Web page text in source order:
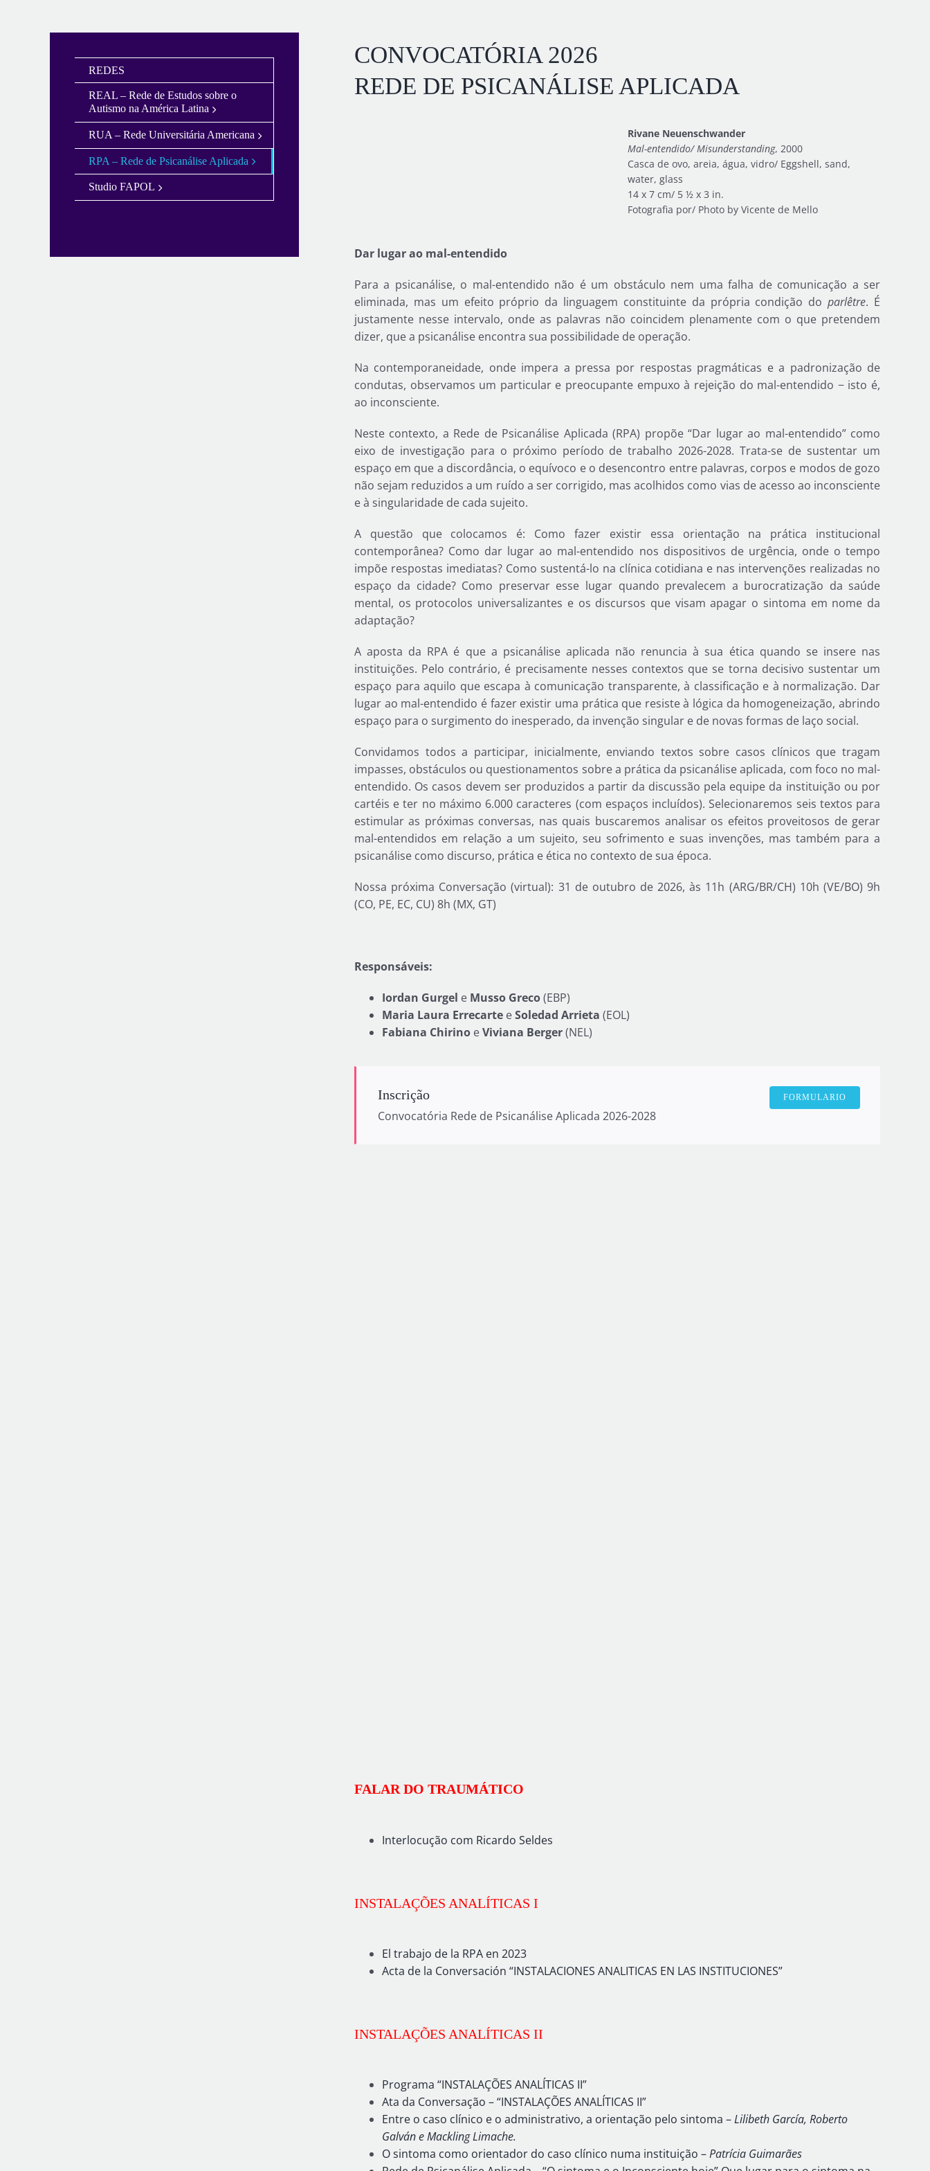
CONVOCATÓRIA 2026
REDE DE PSICANÁLISE APLICADA
Rivane Neuenschwander
Mal-entendido/ Misunderstanding, 2000
Casca de ovo, areia, água, vidro/ Eggshell, sand,
water, glass
14 x 7 cm/ 5 ½ x 3 in.
Fotografia por/ Photo by Vicente de Mello
Dar lugar ao mal-entendido
Para a psicanálise, o mal-entendido não é um obstáculo nem uma falha de comunicação a ser
eliminada, mas um efeito próprio da linguagem constituinte da própria condição doparlêtre. É
justamente nesse intervalo, onde as palavras não coincidem plenamente com o que pretendem
dizer, que a psicanálise encontra sua possibilidade de operação.
Na contemporaneidade, onde impera a pressa por respostas pragmáticas e a padronização de
condutas, observamos um particular e preocupante empuxo à rejeição do mal-entendido − isto é,
ao inconsciente.
Neste contexto, a Rede de Psicanálise Aplicada (RPA) propõe “Dar lugar ao mal-entendido” como
eixo de investigação para o próximo período de trabalho 2026-2028. Trata-se de sustentar um
espaço em que a discordância, o equívoco e o desencontro entre palavras, corpos e modos de gozo
não sejam reduzidos a um ruído a ser corrigido, mas acolhidos como vias de acesso ao inconsciente
e à singularidade de cada sujeito.
A questão que colocamos é: Como fazer existir essa orientação na prática institucional
contemporânea? Como dar lugar ao mal-entendido nos dispositivos de urgência, onde o tempo
impõe respostas imediatas? Como sustentá-lo na clínica cotidiana e nas intervenções realizadas no
espaço da cidade? Como preservar esse lugar quando prevalecem a burocratização da saúde
mental, os protocolos universalizantes e os discursos que visam apagar o sintoma em nome da
adaptação?
A aposta da RPA é que a psicanálise aplicada não renuncia à sua ética quando se insere nas
instituições. Pelo contrário, é precisamente nesses contextos que se torna decisivo sustentar um
espaço para aquilo que escapa à comunicação transparente, à classificação e à normalização. Dar
lugar ao mal-entendido é fazer existir uma prática que resiste à lógica da homogeneização, abrindo
espaço para o surgimento do inesperado, da invenção singular e de novas formas de laço social.
Convidamos todos a participar, inicialmente, enviando textos sobre casos clínicos que tragam
impasses, obstáculos ou questionamentos sobre a prática da psicanálise aplicada, com foco no mal-
entendido. Os casos devem ser produzidos a partir da discussão pela equipe da instituição ou por
cartéis e ter no máximo 6.000 caracteres (com espaços incluídos). Selecionaremos seis textos para
estimular as próximas conversas, nas quais buscaremos analisar os efeitos proveitosos de gerar
mal-entendidos em relação a um sujeito, seu sofrimento e suas invenções, mas também para a
psicanálise como discurso, prática e ética no contexto de sua época.
Nossa próxima Conversação (virtual): 31 de outubro de 2026, às 11h (ARG/BR/CH) 10h (VE/BO) 9h
(CO, PE, EC, CU) 8h (MX, GT)
Responsáveis:
Iordan Gurgel eMusso Greco(EBP)
Maria Laura Errecarte eSoledad Arrieta (EOL)
Fabiana Chirino eViviana Berger(NEL)
FORMULARIO
Inscrição
Convocatória Rede de Psicanálise Aplicada 2026-2028
FALAR DO TRAUMÁTICO
Interlocução com Ricardo Seldes
INSTALAÇÕES ANALÍTICAS I
El trabajo de la RPA en 2023
Acta de la Conversación “INSTALACIONES ANALITICAS EN LAS INSTITUCIONES”
INSTALAÇÕES ANALÍTICAS II
Programa “INSTALAÇÕES ANALÍTICAS II”
Ata da Conversação – “INSTALAÇÕES ANALÍTICAS II”
Entre o caso clínico e o administrativo, a orientação pelo sintoma –Lilibeth García, Roberto
Galván e Mackling Limache.
O sintoma como orientador do caso clínico numa instituição –Patrícia Guimarães
REDES
REAL – Rede de Estudos sobre o
Autismo na América Latina
RUA – Rede Universitária Americana
RPA – Rede de Psicanálise Aplicada
Studio FAPOL